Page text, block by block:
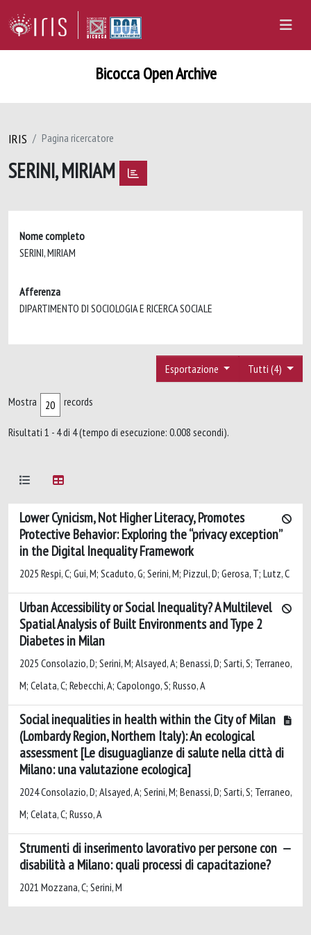
Bicocca Open Archive
IRIS Pagina ricercatore
SERINI, MIRIAM
Nome completo
SERINI, MIRIAM
Afferenza
DIPARTIMENTO DI SOCIOLOGIA E RICERCA SOCIALE
Tutti (4)
Esportazione
Mostra records
Risultati 1 - 4 di 4 (tempo di esecuzione: 0.008 secondi).
Lower Cynicism, Not Higher Literacy, Promotes
Protective Behavior: Exploring the “privacy exception”
in the Digital Inequality Framework
2025 Respi, C; Gui, M; Scaduto, G; Serini, M; Pizzul, D; Gerosa, T; Lutz, C
Urban Accessibility or Social Inequality? A Multilevel
Spatial Analysis of Built Environments and Type 2
Diabetes in Milan
2025 Consolazio, D; Serini, M; Alsayed, A; Benassi, D; Sarti, S; Terraneo,
M; Celata, C; Rebecchi, A; Capolongo, S; Russo, A
Social inequalities in health within the City of Milan
(Lombardy Region, Northern Italy): An ecological
assessment [Le disuguaglianze di salute nella città di
Milano: una valutazione ecologica]
2024 Consolazio, D; Alsayed, A; Serini, M; Benassi, D; Sarti, S; Terraneo,
M; Celata, C; Russo, A
Strumenti di inserimento lavorativo per persone con
disabilità a Milano: quali processi di capacitazione?
2021 Mozzana, C; Serini, M